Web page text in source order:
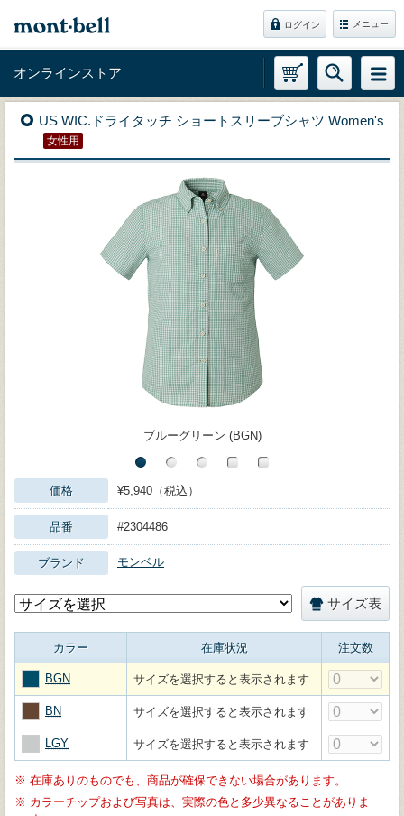
ログイン メニュー
オンラインストア
US WIC.ドライタッチ ショートスリーブシャツ Women's
女性用
ブルーグリーン (BGN)
価格 ¥5,940（税込）
品番 #2304486
ブランド モンベル
サイズ表
カラー 在庫状況 注文数
BGN サイズを選択すると表示されます
BN サイズを選択すると表示されます
LGY サイズを選択すると表示されます
※ 在庫ありのものでも、商品が確保できない場合があります。
※ カラーチップおよび写真は、実際の色と多少異なることがありま